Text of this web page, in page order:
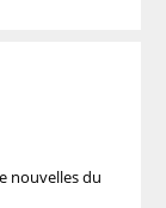
nouvelles du